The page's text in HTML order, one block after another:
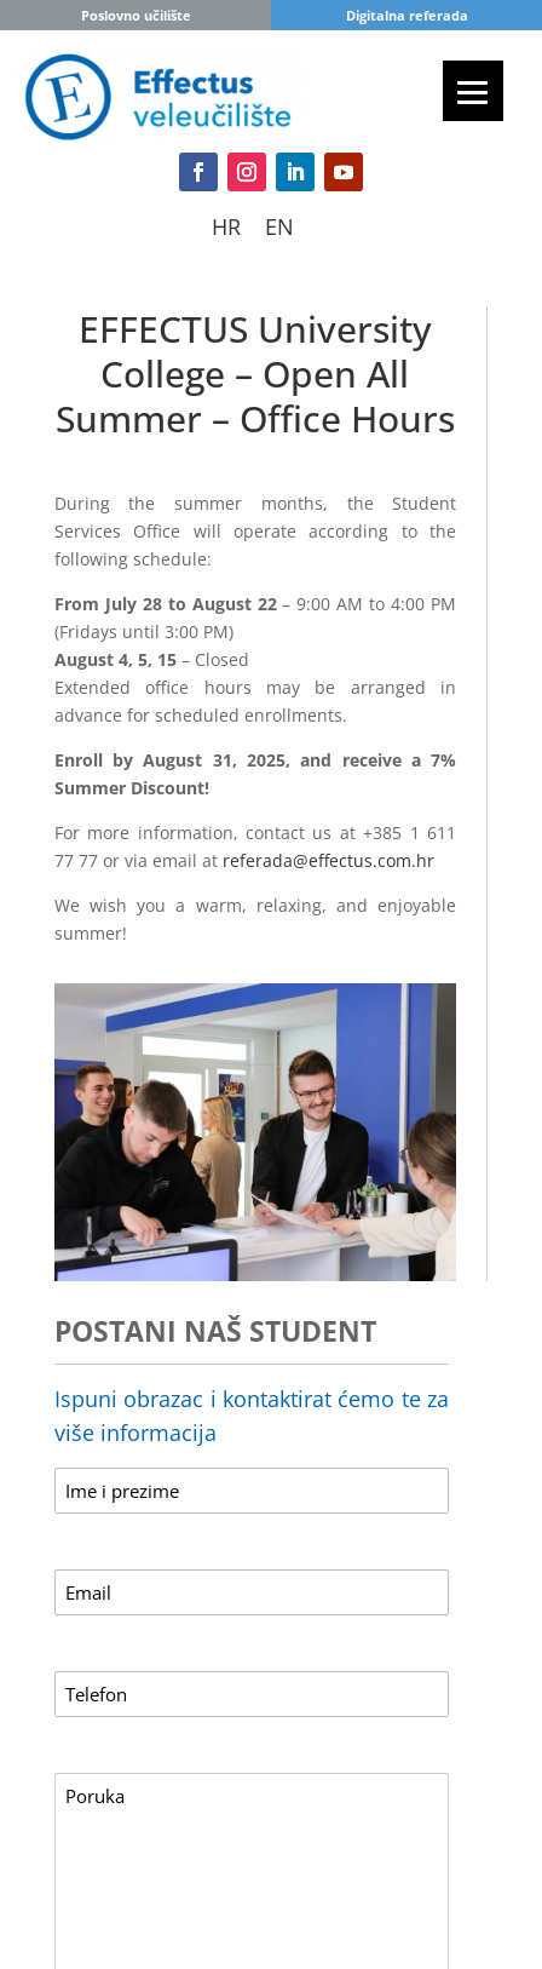
Poslovno učilište Digitalna referada
HR EN
EFFECTUS University
College – Open All
Summer – Office Hours
During the summer months, the Student
Services Office will operate according to the
following schedule:
From July 28 to August 22– 9:00 AM to 4:00 PM
(Fridays until 3:00 PM)
August 4, 5, 15– Closed
Extended office hours may be arranged in
advance for scheduled enrollments.
Enroll by August 31, 2025, and receive a 7%
Summer Discount!
For more information, contact us at +385 1 611
77 77 or via email at referada@effectus.com.hr
We wish you a warm, relaxing, and enjoyable
summer!
POSTANI NAŠ STUDENT
Ispuni obrazac i kontaktirat ćemo te za
više informacija